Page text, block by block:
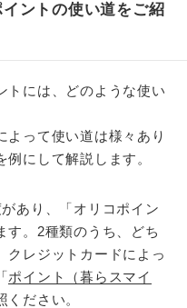
ントの使い道をご紹
トには、どのような使い
よって使い道は様々あり
にして解説します。
あり、「オリコポイン
す。2種類のうち、どち
クレジットカードによっ
ポイント（暮らスマイ
ください。